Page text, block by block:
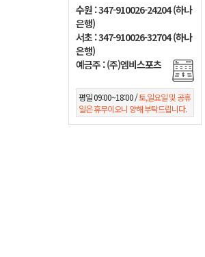
수원 : 347-910026-24204 (하나
은행)
서초 : 347-910026-32704 (하나
은행)
예금주 : (주)엠비스포츠
평일 09:00~18:00 /토,일요일 및 공휴
일은 휴무이오니 양해 부탁드립니다.